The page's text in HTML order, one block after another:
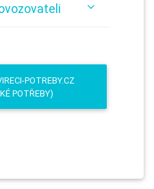
POTREBY.CZ
POTŘEBY)